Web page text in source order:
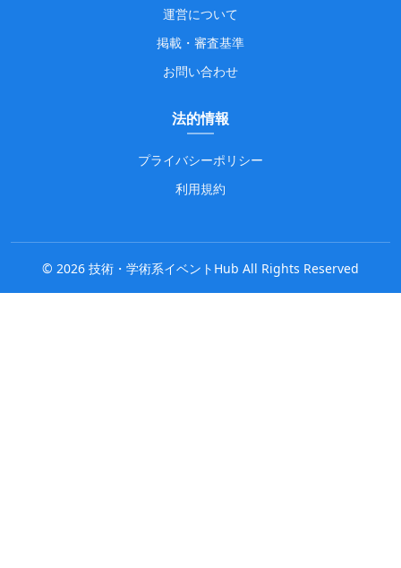
運営について
掲載・審査基準
お問い合わせ
法的情報
プライバシーポリシー
利用規約
© 2026 技術・学術系イベントHub All Rights Reserved